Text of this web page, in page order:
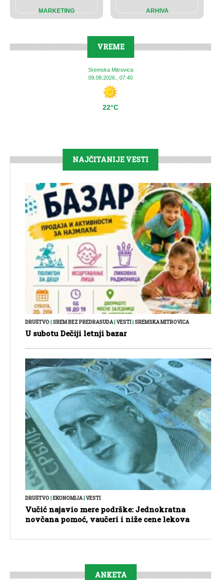
MARKETING ARHIVA
VREME
Sremska Mitrovica
09.08.2026., 07:40
22°C
NAJČITANIJE VESTI
DRUŠTVO SREM BEZ PREDRASUDA| VESTI| SREMSKA MITROVICA
U subotu Dečiji letnji bazar
DRUŠTVO|EKONOMIJA|VESTI
Vučić najavio mere podrške: Jednokratna
novčana pomoć, vaučeri i niže cene lekova
ANKETA